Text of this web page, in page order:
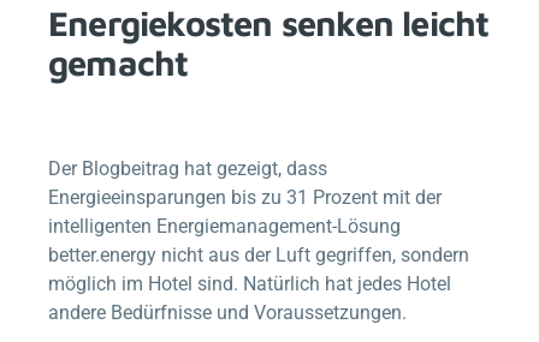
Energiekosten senken leicht
gemacht
Der Blogbeitrag hat gezeigt, dass
Energieeinsparungen bis zu 31 Prozent mit der
intelligenten Energiemanagement-Lösung
better.energy nicht aus der Luft gegriffen, sondern
möglich im Hotel sind. Natürlich hat jedes Hotel
andere Bedürfnisse und Voraussetzungen.